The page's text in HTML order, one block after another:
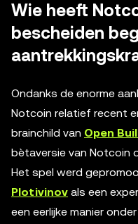
Wie heeft
bescheiden
Ondanks de enorme
Notcoin relatief recent
brainchild van Open
bètaversie van Notcoin
Het spel werd
Plotivinov als een
een eerlijke manier